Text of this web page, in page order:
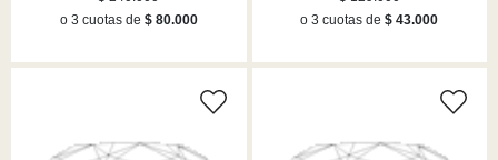
o 3 cuotas de $ 80.000
o 3 cuotas de$ 43.000